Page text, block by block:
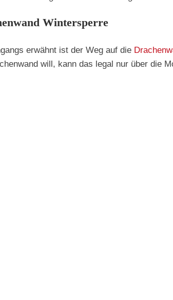
Wintersperre
erwähnt ist der Weg auf die
will, kann das legal nur über die